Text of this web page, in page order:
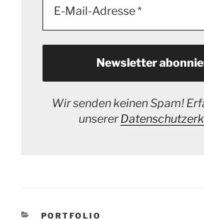
Wir senden keinen Spam!
unserer
KATEGORIEN
PORTFOLIO